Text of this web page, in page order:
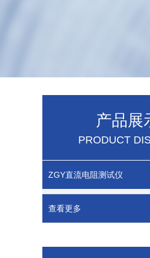
产品展
PRODUCT
ZGY直流电阻测试仪
查看更多